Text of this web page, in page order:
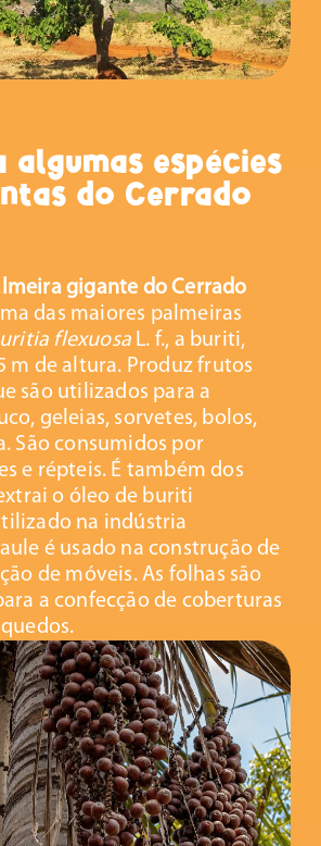
algumas espécies
do Cerrado
gigante do Cerrado
das maiores palmeiras
flexuosa L. f., a buriti,
m de altura. Produz frutos
são utilizados para a
geleias, sorvetes, bolos,
São consumidos por
e répteis. É também dos
o óleo de buriti
na indústria
é usado na construção de
de móveis. As folhas são
a confecção de coberturas